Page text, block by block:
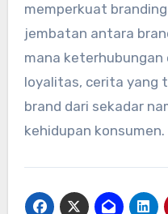
memperkuat
jembatan antara
mana keterhubungan
loyalitas, cerita yang
brand dari sekadar
kehidupan konsumen.